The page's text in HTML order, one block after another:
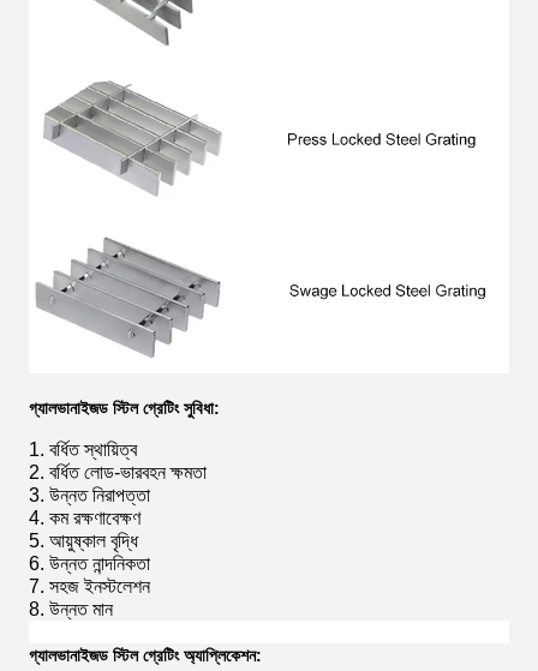
গ্যালভানাইজড স্টিল গ্রেটিং সুবিধা:
1. বর্ধিত স্থায়িত্ব
2. বর্ধিত লোড-ভারবহন ক্ষমতা
3. উন্নত নিরাপত্তা
4. কম রক্ষণাবেক্ষণ
5. আয়ুষ্কাল বৃদ্ধি
6. উন্নত নান্দনিকতা
7. সহজ ইনস্টলেশন
8. উন্নত মান
গ্যালভানাইজড স্টিল গ্রেটিং অ্যাপ্লিকেশন: